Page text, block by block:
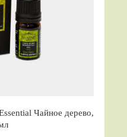
Чайное дерево,